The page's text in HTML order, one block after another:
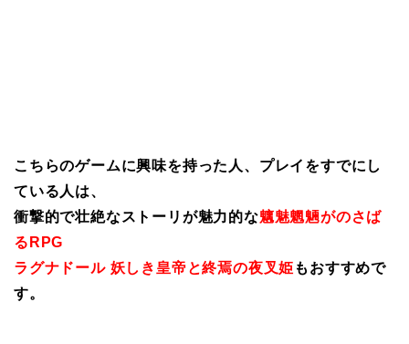
こちらのゲームに興味を持った人、プレイをすでにし
ている人は、
衝撃的で壮絶なストーリが魅力的な魑魅魍魎がのさば
るRPG
ラグナドール 妖しき皇帝と終焉の夜叉姫 もおすすめで
す。